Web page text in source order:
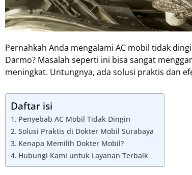
Pernahkah Anda mengalami AC mobil tidak
Darmo? Masalah seperti ini bisa sangat
meningkat. Untungnya, ada solusi praktis dan
Daftar isi
Penyebab AC Mobil Tidak Dingin
Solusi Praktis di Dokter Mobil Surabaya
Kenapa Memilih Dokter Mobil?
Hubungi Kami untuk Layanan Terbaik